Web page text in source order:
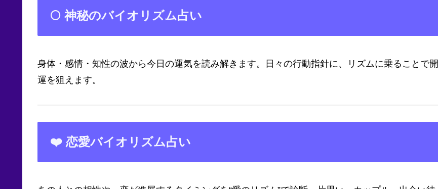
🌕 神秘のバイオリズム占い
身体・感情・知性の波から今日の運気を読み解きます。日々の行動指針に、リズムに乗ることで開
運を狙えます。
❤️ 恋愛バイオリズム占い